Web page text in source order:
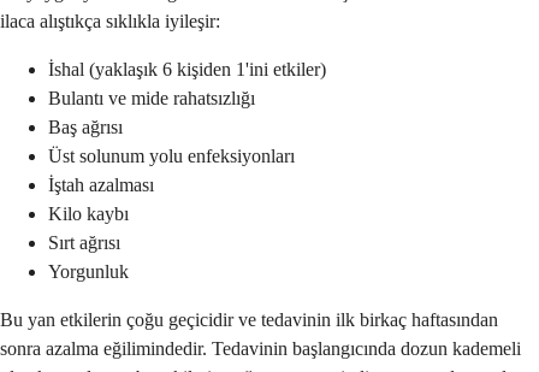
ilaca alıştıkça sıklıkla iyileşir:
İshal (yaklaşık 6 kişiden 1'ini etkiler)
Bulantı ve mide rahatsızlığı
Baş ağrısı
Üst solunum yolu enfeksiyonları
İştah azalması
Kilo kaybı
Sırt ağrısı
Yorgunluk
Bu yan etkilerin çoğu geçicidir ve tedavinin ilk birkaç haftasından
sonra azalma eğilimindedir. Tedavinin başlangıcında dozun kademeli